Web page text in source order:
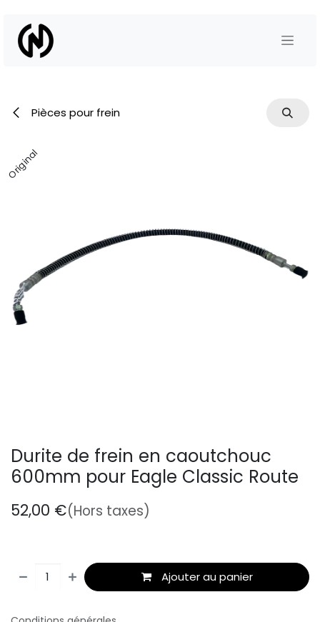
Pièces pour frein
Original
Durite de frein en caoutchouc
600mm pour Eagle Classic Route
52,00 €(Hors taxes)
Ajouter au panier